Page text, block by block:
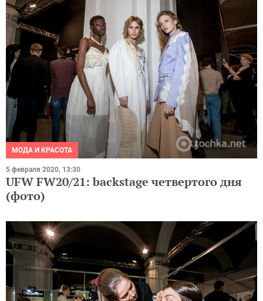
МОДА И КРАСОТА
5 февраля 2020, 13:30
UFW FW20/21: backstage четвертого дня
(фото)